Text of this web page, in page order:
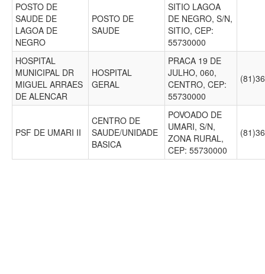
POSTO DE
SAUDE DE
LAGOA DE
NEGRO
POSTO DE
SAUDE
SITIO LAGOA
DE NEGRO, S/N,
SITIO, CEP:
55730000
HOSPITAL
MUNICIPAL DR
MIGUEL ARRAES
DE ALENCAR
HOSPITAL
GERAL
PRACA 19 DE
JULHO, 060,
CENTRO, CEP:
55730000
PSF DE UMARI II
CENTRO DE
SAUDE/UNIDADE
BASICA
POVOADO DE
UMARI, S/N,
ZONA RURAL,
CEP: 55730000